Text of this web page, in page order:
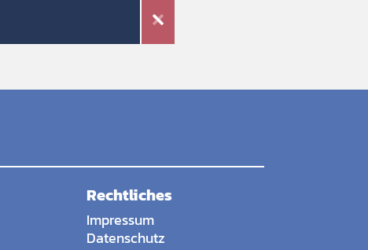
Rechtliches
Impressum
Datenschutz